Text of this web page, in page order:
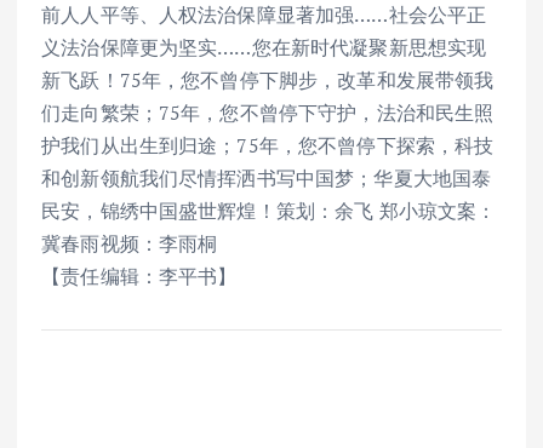
前人人平等、人权法治保障显著加强……社会公平正
义法治保障更为坚实……您在新时代凝聚新思想实现
新飞跃！75年，您不曾停下脚步，改革和发展带领我
们走向繁荣；75年，您不曾停下守护，法治和民生照
护我们从出生到归途；75年，您不曾停下探索，科技
和创新领航我们尽情挥洒书写中国梦；华夏大地国泰
民安，锦绣中国盛世辉煌！策划：余飞 郑小琼文案：
冀春雨视频：李雨桐
【责任编辑：李平书】